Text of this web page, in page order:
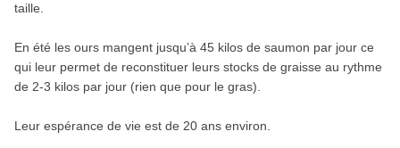
taille.
En été les ours mangent jusqu’à 45 kilos de saumon par jour ce
qui leur permet de reconstituer leurs stocks de graisse au rythme
de 2-3 kilos par jour (rien que pour le gras).
Leur espérance de vie est de 20 ans environ.